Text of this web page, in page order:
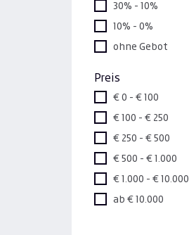
30% - 10%
10% - 0%
ohne Gebot
Preis
€ 0 - € 100
€ 100 - € 250
€ 250 - € 500
€ 500 - € 1.000
€ 1.000 - € 10.000
ab € 10.000